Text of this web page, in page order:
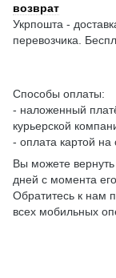
возврат
Укрпошта -
перевозчика.
Способы оплаты:
- наложенный
курьерской
- оплата картой на
Вы можете
дней с момента
Обратитесь к нам
всех мобильных